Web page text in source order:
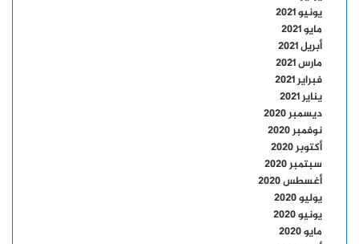
يونيو 2021
مايو 2021
أبريل 2021
مارس 2021
فبراير 2021
يناير 2021
ديسمبر 2020
نوفمبر 2020
أكتوبر 2020
سبتمبر 2020
أغسطس 2020
يوليو 2020
يونيو 2020
مايو 2020